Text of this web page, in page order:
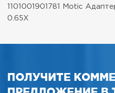
1101001901781 Motic
0.65X
ПОЛУЧИТЕ